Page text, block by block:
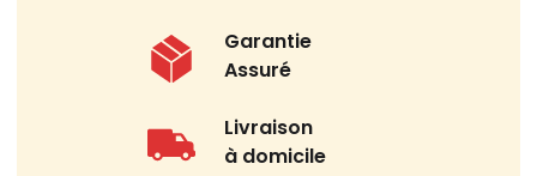
Garantie
Assuré
Livraison
à domicile